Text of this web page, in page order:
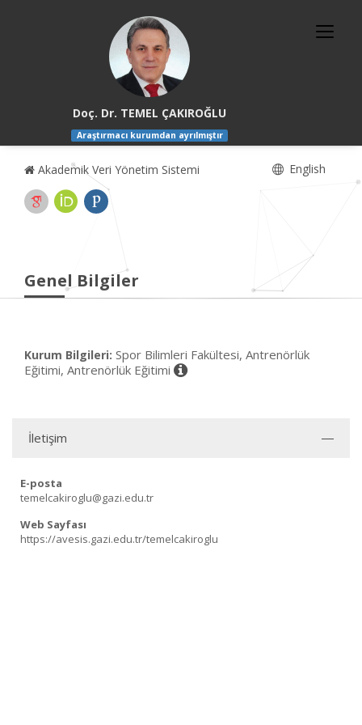
Doç. Dr. TEMEL ÇAKIROĞLU
Araştırmacı kurumdan ayrılmıştır
Akademik Veri Yönetim Sistemi English
Genel Bilgiler
Kurum Bilgileri: Spor Bilimleri Fakültesi, Antrenörlük
Eğitimi, Antrenörlük Eğitimi
İletişim
E-posta
temelcakiroglu@gazi.edu.tr
Web Sayfası
https://avesis.gazi.edu.tr/temelcakiroglu